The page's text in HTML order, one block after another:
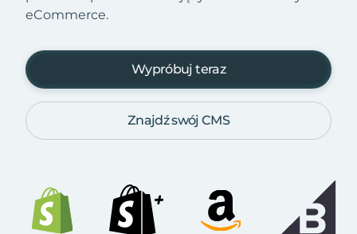
eCommerce.
Wypróbuj teraz
Znajdź swój CMS